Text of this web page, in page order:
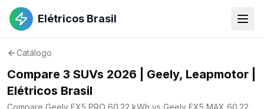
Elétricos Brasil
Catálogo
Compare 3 SUVs 2026 | Geely, Leapmotor |
Elétricos Brasil
Compare Geely EX5 PRO 60.22 kWh vs Geely EX5 MAX 60.22